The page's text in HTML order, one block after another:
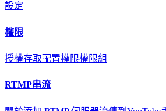
設定
權限
授權存取配置權限權限組
RTMP串流